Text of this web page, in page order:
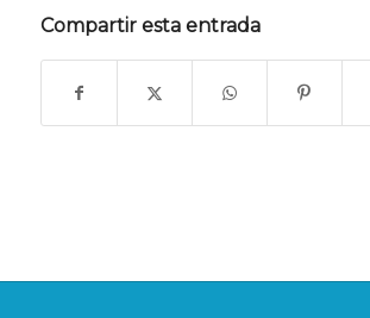
Compartir esta entrada